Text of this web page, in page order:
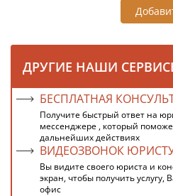
ДРУГИЕ НАШИ
БЕСПЛАТНАЯ
Получите быстрый ответ на
мессенджере , который
дальнейших действиях
ВИДЕОЗВОНОК
Вы видите своего юриста и
экран, чтобы получить
офис